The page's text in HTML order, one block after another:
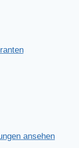
ansehen